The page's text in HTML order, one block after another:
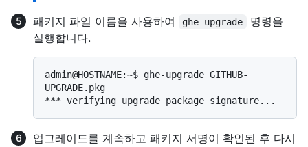
패키지 파일 이름을 사용하여 ghe-upgrade
명령을
실행합니다.
admin@HOSTNAME:~$ ghe-upgrade GITHUB-
UPGRADE.pkg
업그레이드를 계속하고 패키지 서명이 확인된 후 다시